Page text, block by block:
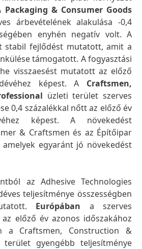
Packaging & Consumer Goods
árbevételének alakulása -0,4
enyhén negatív volt. A
stabil fejlődést mutatott, amit a
támogatott. A fogyasztási
visszaesést mutatott az előző
képest. A Craftsmen,
üzleti terület szerves
0,4 százalékkal nőtt az előző év
képest. A növekedést
& Craftsmen és az Építőipar
egyaránt jó növekedést
az Adhesive Technologies
teljesítménye összességben
Európában a szerves
előző év azonos időszakához
a Craftsmen, Construction &
terület gyengébb teljesítménye